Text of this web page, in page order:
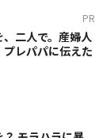
PR
二人で。産婦人
レパパに伝えた